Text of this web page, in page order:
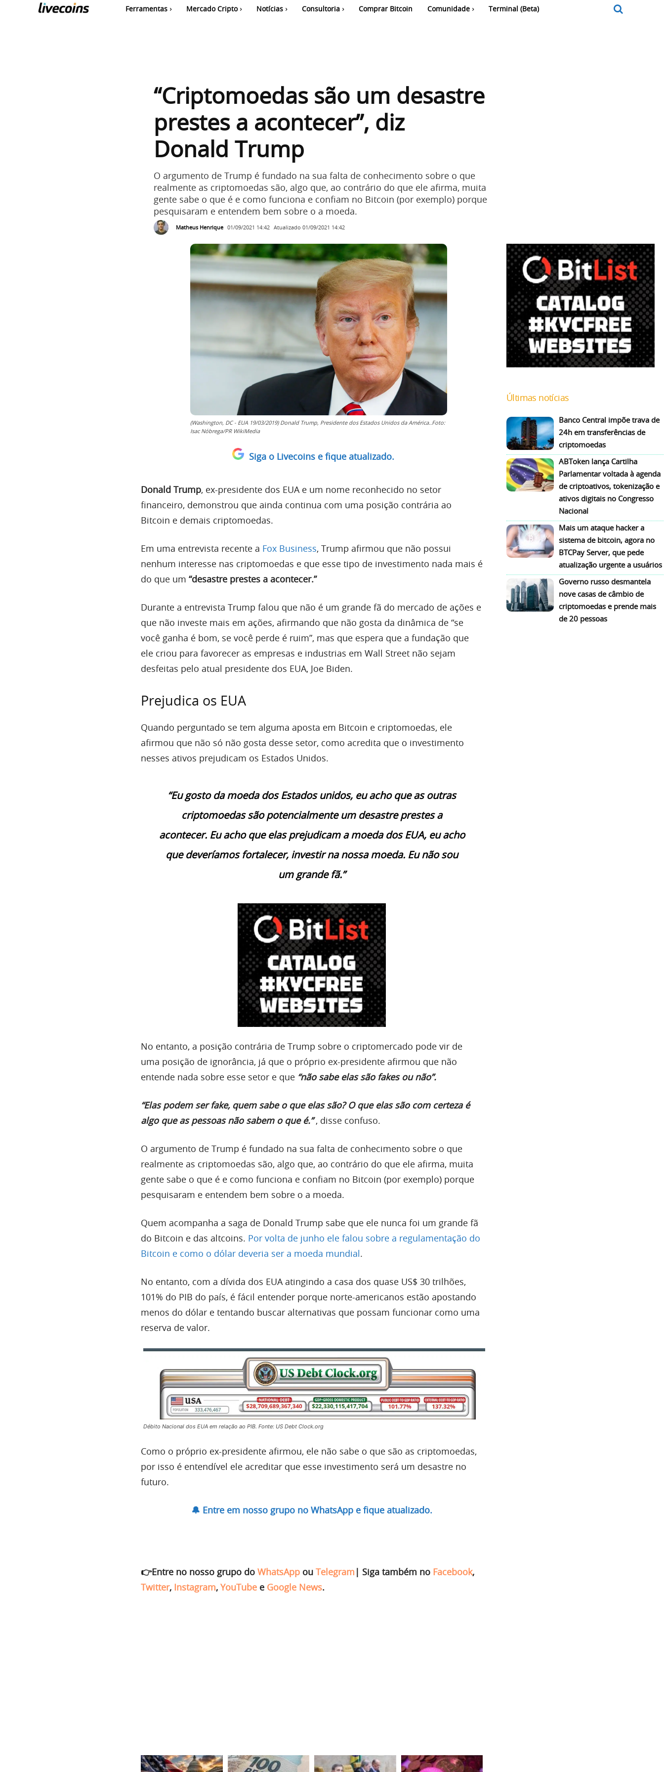
Ferramentas Mercado Cripto Notícias Consultoria Comprar Bitcoin Comunidade Terminal (Beta)
“Criptomoedas são um desastre
prestes a acontecer”, diz
Donald Trump
O argumento de Trump é fundado na sua falta de conhecimento sobre o que
realmente as criptomoedas são, algo que, ao contrário do que ele afirma, muita
gente sabe o que é e como funciona e confiam no Bitcoin (por exemplo) porque
pesquisaram e entendem bem sobre o a moeda.
Matheus Henrique 01/09/2021 14:42 Atualizado 01/09/2021 14:42
(Washington, DC - EUA 19/03/2019) Donald Trump, Presidente dos Estados Unidos da América..Foto:
Isac Nóbrega/PR WikiMedia
Siga o Livecoins e fique atualizado.
Donald Trump, ex-presidente dos EUA e um nome reconhecido no setor
financeiro, demonstrou que ainda continua com uma posição contrária ao
Bitcoin e demais criptomoedas.
Em uma entrevista recente a Fox Business, Trump afirmou que não possui
nenhum interesse nas criptomoedas e que esse tipo de investimento nada mais é
do que um “desastre prestes a acontecer.”
Durante a entrevista Trump falou que não é um grande fã do mercado de ações e
que não investe mais em ações, afirmando que não gosta da dinâmica de “se
você ganha é bom, se você perde é ruim”, mas que espera que a fundação que
ele criou para favorecer as empresas e industrias em Wall Street não sejam
desfeitas pelo atual presidente dos EUA, Joe Biden.
Prejudica os EUA
Quando perguntado se tem alguma aposta em Bitcoin e criptomoedas, ele
afirmou que não só não gosta desse setor, como acredita que o investimento
nesses ativos prejudicam os Estados Unidos.
“Eu gosto da moeda dos Estados unidos, eu acho que as outras
criptomoedas são potencialmente um desastre prestes a
acontecer. Eu acho que elas prejudicam a moeda dos EUA, eu acho
que deveríamos fortalecer, investir na nossa moeda. Eu não sou
um grande fã.”
No entanto, a posição contrária de Trump sobre o criptomercado pode vir de
uma posição de ignorância, já que o próprio ex-presidente afirmou que não
entende nada sobre esse setor e que “não sabe elas são fakes ou não”.
“Elas podem ser fake, quem sabe o que elas são? O que elas são com certeza é
algo que as pessoas não sabem o que é.” , disse confuso.
O argumento de Trump é fundado na sua falta de conhecimento sobre o que
realmente as criptomoedas são, algo que, ao contrário do que ele afirma, muita
gente sabe o que é e como funciona e confiam no Bitcoin (por exemplo) porque
pesquisaram e entendem bem sobre o a moeda.
Quem acompanha a saga de Donald Trump sabe que ele nunca foi um grande fã
do Bitcoin e das altcoins. Por volta de junho ele falou sobre a regulamentação do
Bitcoin e como o dólar deveria ser a moeda mundial.
No entanto, com a dívida dos EUA atingindo a casa dos quase US$ 30 trilhões,
101% do PIB do país, é fácil entender porque norte-americanos estão apostando
menos do dólar e tentando buscar alternativas que possam funcionar como uma
reserva de valor.
Débito Nacional dos EUA em relação ao PIB. Fonte: US Debt Clock.org
Como o próprio ex-presidente afirmou, ele não sabe o que são as criptomoedas,
por isso é entendível ele acreditar que esse investimento será um desastre no
futuro.
🔔 Entre em nosso grupo no WhatsApp e fique atualizado.
👉Entre no nosso grupo do WhatsApp ou Telegram | Siga também no Facebook,
Twitter, Instagram, YouTube e Google News.
Últimas notícias
Banco Central impõe trava de
24h em transferências de
criptomoedas
ABToken lança Cartilha
Parlamentar voltada à agenda
de criptoativos, tokenização e
ativos digitais no Congresso
Nacional
Mais um ataque hacker a
sistema de bitcoin, agora no
BTCPay Server, que pede
atualização urgente a usuários
Governo russo desmantela
nove casas de câmbio de
criptomoedas e prende mais
de 20 pessoas